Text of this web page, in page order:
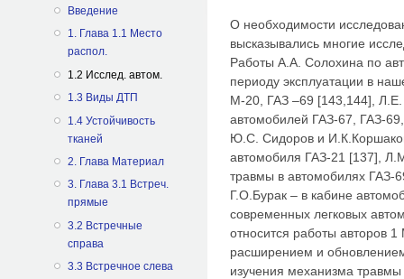
Введение
1. Глава 1.1 Место
распол.
1.2 Исслед. автом.
1.3 Виды ДТП
1.4 Устойчивость
тканей
2. Глава Материал
3. Глава 3.1 Встреч.
прямые
3.2 Встречные
справа
3.3 Встречное слева
О необходимости
высказывались многие
Работы А.А. Солохина по
периоду эксплуатации в
М-20, ГАЗ –69 [143,144], Л.Е.
автомобилей ГАЗ-67, ГАЗ-
Ю.С. Сидоров и
автомобиля ГАЗ-21 [137],
травмы в автомобилях ГАЗ-
Г.О.Бурак – в кабине
современных легковых
относится работы авторов
расширением и
изучения механизма